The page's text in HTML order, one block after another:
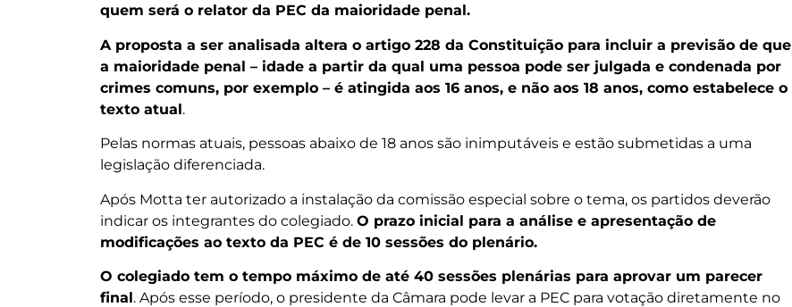
quem será o relator da PEC da maioridade penal.
A proposta a ser analisada altera o artigo 228 da Constituição para incluir a previsão de que
a maioridade penal – idade a partir da qual uma pessoa pode ser julgada e condenada por
crimes comuns, por exemplo – é atingida aos 16 anos, e não aos 18 anos, como estabelece o
texto atual.
Pelas normas atuais, pessoas abaixo de 18 anos são inimputáveis e estão submetidas a uma
legislação diferenciada.
Após Motta ter autorizado a instalação da comissão especial sobre o tema, os partidos deverão
indicar os integrantes do colegiado. O prazo inicial para a análise e apresentação de
modificações ao texto da PEC é de 10 sessões do plenário.
O colegiado tem o tempo máximo de até 40 sessões plenárias para aprovar um parecer
final. Após esse período, o presidente da Câmara pode levar a PEC para votação diretamente no